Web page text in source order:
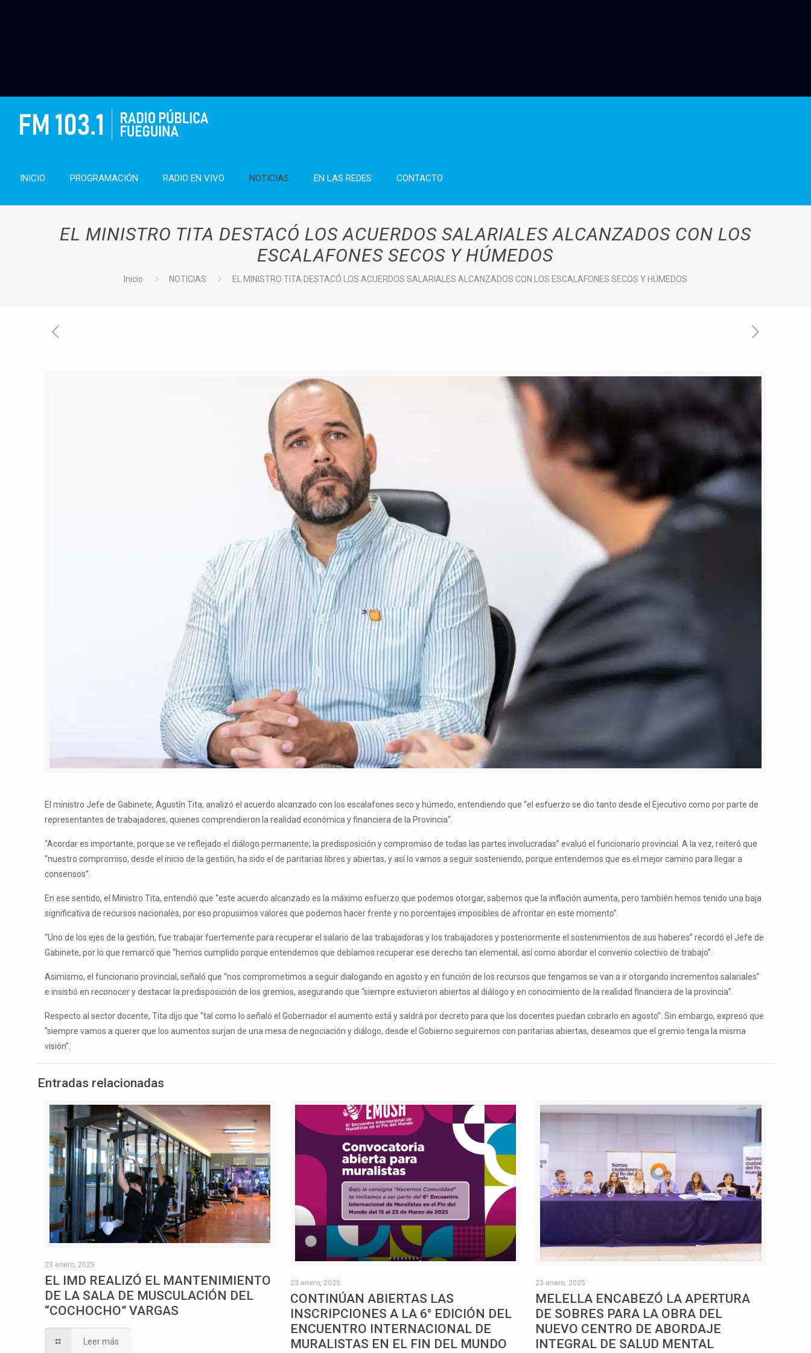
INICIO PROGRAMACIÓN RADIO EN VIVO NOTICIAS EN LAS REDES CONTACTO
EL MINISTRO TITA DESTACÓ LOS ACUERDOS SALARIALES ALCANZADOS CON LOS
ESCALAFONES SECOS Y HÚMEDOS
Inicio NOTICIAS EL MINISTRO TITA DESTACÓ LOS ACUERDOS SALARIALES ALCANZADOS CON LOS ESCALAFONES SECOS Y HÚMEDOS
El ministro Jefe de Gabinete, Agustín Tita, analizó el acuerdo alcanzado con los escalafones seco y húmedo, entendiendo que “el esfuerzo se dio tanto desde el Ejecutivo como por parte de
representantes de trabajadores, quienes comprendieron la realidad económica y financiera de la Provincia”.
“Acordar es importante, porque se ve reflejado el diálogo permanente; la predisposición y compromiso de todas las partes involucradas” evaluó el funcionario provincial. A la vez, reiteró que
“nuestro compromiso, desde el inicio de la gestión, ha sido el de paritarias libres y abiertas, y así lo vamos a seguir sosteniendo, porque entendemos que es el mejor camino para llegar a
consensos”.
En ese sentido, el Ministro Tita, entendió que “este acuerdo alcanzado es la máximo esfuerzo que podemos otorgar, sabemos que la inflación aumenta, pero también hemos tenido una baja
significativa de recursos nacionales, por eso propusimos valores que podemos hacer frente y no porcentajes imposibles de afrontar en este momento”.
“Uno de los ejes de la gestión, fue trabajar fuertemente para recuperar el salario de las trabajadoras y los trabajadores y posteriormente el sostenimientos de sus haberes” recordó el Jefe de
Gabinete, por lo que remarcó que “hemos cumplido porque entendemos que debíamos recuperar ese derecho tan elemental, así como abordar el convenio colectivo de trabajo”.
Asimismo, el funcionario provincial, señaló que “nos comprometimos a seguir dialogando en agosto y en función de los recursos que tengamos se van a ir otorgando incrementos salariales”
e insistió en reconocer y destacar la predisposición de los gremios, asegurando que “siempre estuvieron abiertos al diálogo y en conocimiento de la realidad financiera de la provincia”.
Respecto al sector docente, Tita dijo que “tal como lo señaló el Gobernador el aumento está y saldrá por decreto para que los docentes puedan cobrarlo en agosto”. Sin embargo, expresó que
“siempre vamos a querer que los aumentos surjan de una mesa de negociación y diálogo, desde el Gobierno seguiremos con paritarias abiertas, deseamos que el gremio tenga la misma
visión”.
Entradas relacionadas
23 enero, 2025
EL IMD REALIZÓ EL MANTENIMIENTO
DE LA SALA DE MUSCULACIÓN DEL
“COCHOCHO” VARGAS
Leer más
23 enero, 2025
CONTINÚAN ABIERTAS LAS
INSCRIPCIONES A LA 6° EDICIÓN DEL
ENCUENTRO INTERNACIONAL DE
MURALISTAS EN EL FIN DEL MUNDO
23 enero, 2025
MELELLA ENCABEZÓ LA APERTURA
DE SOBRES PARA LA OBRA DEL
NUEVO CENTRO DE ABORDAJE
INTEGRAL DE SALUD MENTAL